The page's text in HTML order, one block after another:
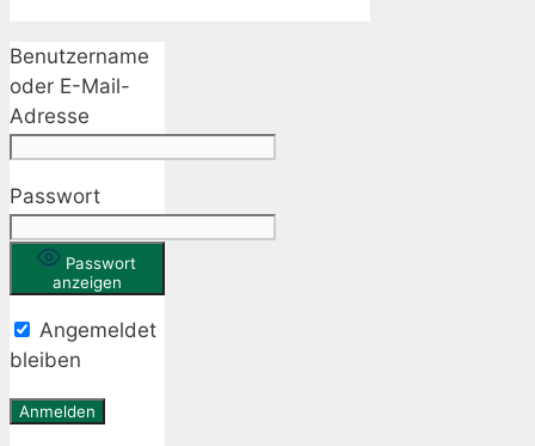
Benutzername
oder E-Mail-
Adresse
Passwort
Passwort
anzeigen
Angemeldet
bleiben